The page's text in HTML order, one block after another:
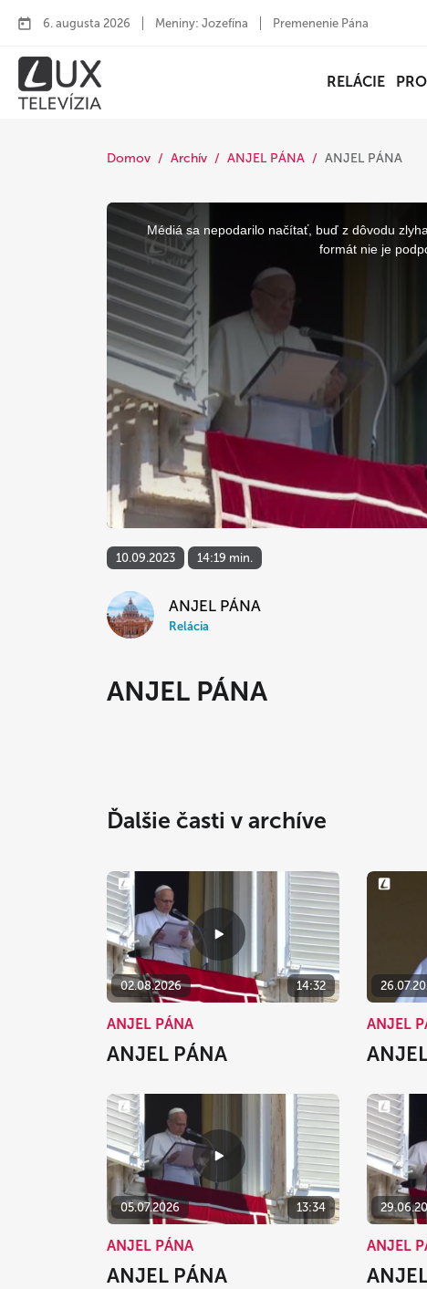
6. augusta 2026 Meniny: Jozefína Premenenie Pána
RELÁCIE
Domov Archív ANJEL PÁNA ANJEL PÁNA
This
a
modal
window.
Médiá sa nepodarilo načítať, buď z dôvodu
formát nie je
10.09.2023 14:19 min.
ANJEL PÁNA
Relácia
ANJEL PÁNA
Ďalšie časti v archíve
02.08.2026 14:32
ANJEL PÁNA
ANJEL PÁNA
ANJEL
05.07.2026 13:34
ANJEL PÁNA
ANJEL PÁNA
ANJEL